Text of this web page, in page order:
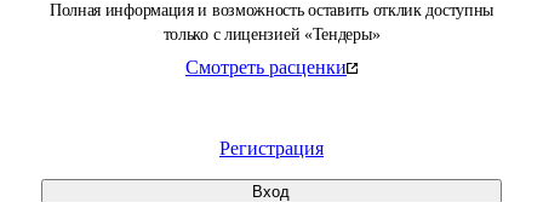
Полная информация и возможность оставить отклик доступны
только с лицензией «Тендеры»
Смотреть расценки
Регистрация
Вход